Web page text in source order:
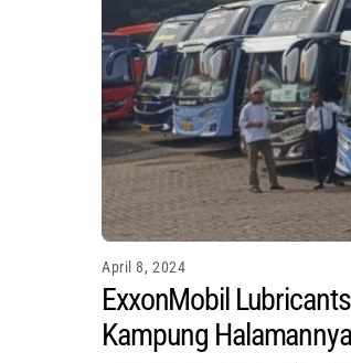
April 8, 2024
ExxonMobil
Kampung Halamannya